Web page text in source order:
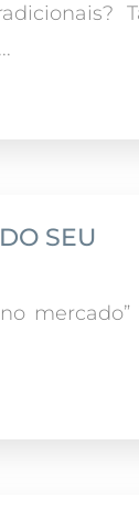
SEU
mercado”